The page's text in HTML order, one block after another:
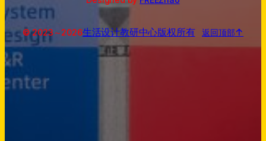
© 2023～2026生活设计教研中心版权所有 返回顶部↑